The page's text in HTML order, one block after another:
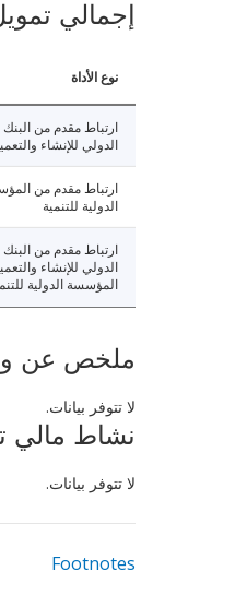
إجمالي
نوع الأداة
ارتباط مقدم من البنك
الدولي للإنشاء
ارتباط مقدم من
الدولية للتنمية
ارتباط مقدم من البنك
الدولي للإنشاء
المؤسسة الدولية
ملخص عن وضع
لا تتوفر بيانات.
نشاط مالي
لا تتوفر بيانات.
Footnotes